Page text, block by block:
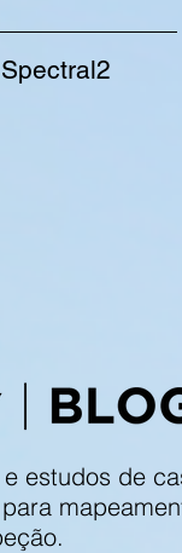
Spectral2
estudos de